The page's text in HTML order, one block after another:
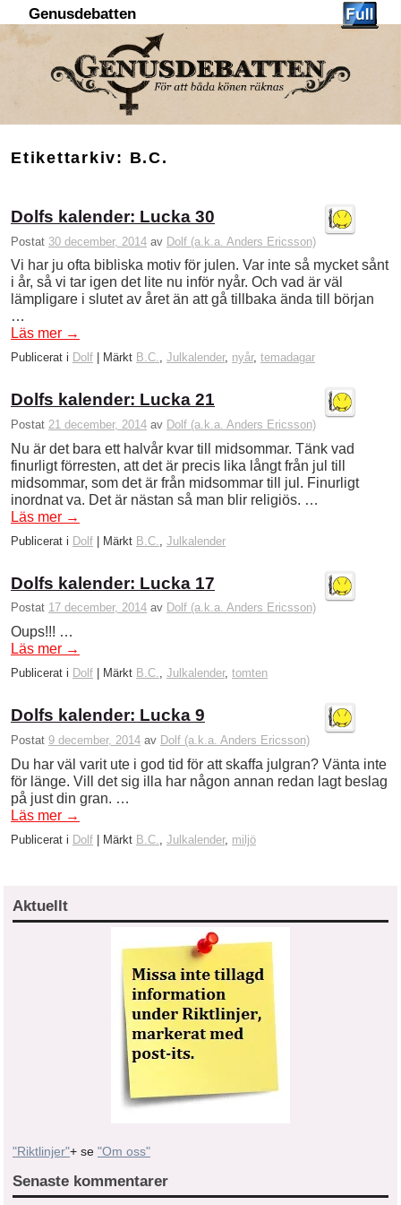
Genusdebatten
Etikettarkiv: B.C.
Dolfs kalender: Lucka 30
Postat 30 december, 2014 av Dolf (a.k.a. Anders Ericsson)
Vi har ju ofta bibliska motiv för julen. Var inte så mycket sånt
i år, så vi tar igen det lite nu inför nyår. Och vad är väl
lämpligare i slutet av året än att gå tillbaka ända till början
…
Läs mer →
Publicerat i Dolf Märkt B.C., Julkalender, nyår, temadagar
Dolfs kalender: Lucka 21
Postat 21 december, 2014 av Dolf (a.k.a. Anders Ericsson)
Nu är det bara ett halvår kvar till midsommar. Tänk vad
finurligt förresten, att det är precis lika långt från jul till
midsommar, som det är från midsommar till jul. Finurligt
inordnat va. Det är nästan så man blir religiös. …
Läs mer →
Publicerat i Dolf Märkt B.C. Julkalender
Dolfs kalender: Lucka 17
Postat 17 december, 2014 av Dolf (a.k.a. Anders Ericsson)
Oups!!! …
Läs mer →
Publicerat i Dolf Märkt B.C., Julkalender, tomten
Dolfs kalender: Lucka 9
Postat 9 december, 2014 av Dolf (a.k.a. Anders Ericsson)
Du har väl varit ute i god tid för att skaffa julgran? Vänta inte
för länge. Vill det sig illa har någon annan redan lagt beslag
på just din gran. …
Läs mer →
Publicerat i Dolf Märkt B.C. Julkalender, miljö
Aktuellt
"Riktlinjer"+ se "Om oss"
Senaste kommentarer